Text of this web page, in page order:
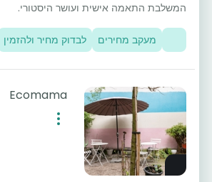
המשלבת התאמה אישית ועושר היסטורי.
מעקב מחירים לבדוק מחיר ולהזמין
Ecomama